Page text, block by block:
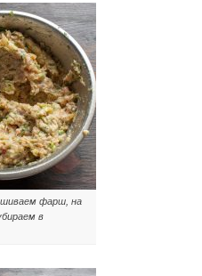
фарш, на
в